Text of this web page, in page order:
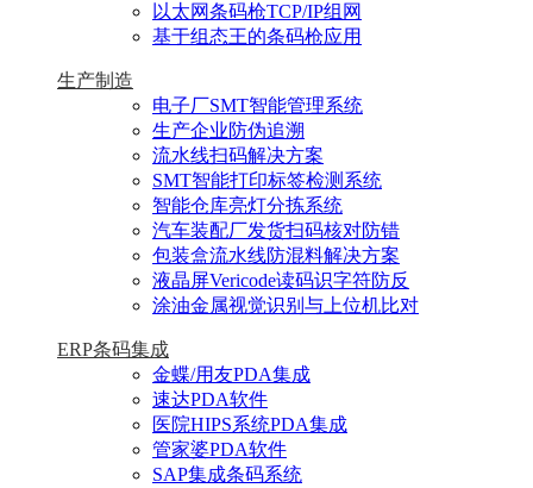
以太网条码枪TCP/IP组网
基于组态王的条码枪应用
生产制造
电子厂SMT智能管理系统
生产企业防伪追溯
流水线扫码解决方案
SMT智能打印标签检测系统
智能仓库亮灯分拣系统
汽车装配厂发货扫码核对防错
包装盒流水线防混料解决方案
液晶屏Vericode读码识字符防反
涂油金属视觉识别与上位机比对
ERP条码集成
金蝶/用友PDA集成
速达PDA软件
医院HIPS系统PDA集成
管家婆PDA软件
SAP集成条码系统